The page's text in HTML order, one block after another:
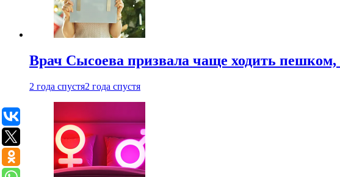
Врач Сысоева призвала чаще ходить пешком,
2 года спустя2 года спустя